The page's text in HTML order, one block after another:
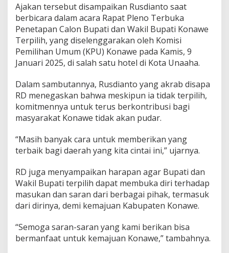
p
i
n
a
n
B
u
a
t
d
a
W
a
l
B
u
p
i
T
Ajakan tersebut disampaikan Rusdianto saat
berbicara dalam acara Rapat Pleno Terbuka
Penetapan Calon Bupati dan Wakil Bupati Konawe
Terpilih, yang diselenggarakan oleh Komisi
Pemilihan Umum (KPU) Konawe pada Kamis, 9
Januari 2025, di salah satu hotel di Kota Unaaha.
Dalam sambutannya, Rusdianto yang akrab disapa
RD menegaskan bahwa meskipun ia tidak terpilih,
komitmennya untuk terus berkontribusi bagi
masyarakat Konawe tidak akan pudar.
“Masih banyak cara untuk memberikan yang
terbaik bagi daerah yang kita cintai ini,” ujarnya.
RD juga menyampaikan harapan agar Bupati dan
Wakil Bupati terpilih dapat membuka diri terhadap
masukan dan saran dari berbagai pihak, termasuk
dari dirinya, demi kemajuan Kabupaten Konawe.
“Semoga saran-saran yang kami berikan bisa
bermanfaat untuk kemajuan Konawe,” tambahnya.